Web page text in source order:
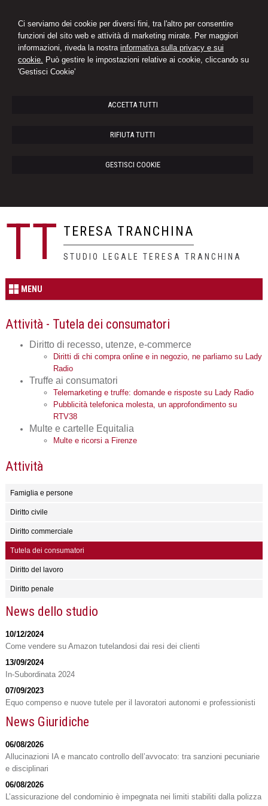
Ci serviamo dei cookie per diversi fini, tra l'altro per consentire
funzioni del sito web e attività di marketing mirate. Per maggiori
informazioni, riveda la nostra informativa sulla privacy e sui
cookie. Può gestire le impostazioni relative ai cookie, cliccando su
'Gestisci Cookie'
ACCETTA TUTTI
RIFIUTA TUTTI
GESTISCI COOKIE
TT TERESA TRANCHINA
STUDIO LEGALE TERESA TRANCHINA
MENU
Attività - Tutela dei consumatori
Diritto di recesso, utenze, e-commerce
Diritti di chi compra online e in negozio, ne parliamo su Lady
Radio
Truffe ai consumatori
Telemarketing e truffe: domande e risposte su Lady Radio
Pubblicità telefonica molesta, un approfondimento su
RTV38
Multe e cartelle Equitalia
Multe e ricorsi a Firenze
Attività
Famiglia e persone
Diritto civile
Diritto commerciale
Tutela dei consumatori
Diritto del lavoro
Diritto penale
News dello studio
10/12/2024
Come vendere su Amazon tutelandosi dai resi dei clienti
13/09/2024
In-Subordinata 2024
07/09/2023
Equo compenso e nuove tutele per il lavoratori autonomi e professionisti
News Giuridiche
06/08/2026
Allucinazioni IA e mancato controllo dell’avvocato: tra sanzioni pecuniarie
e disciplinari
06/08/2026
L’assicurazione del condominio è impegnata nei limiti stabiliti dalla polizza